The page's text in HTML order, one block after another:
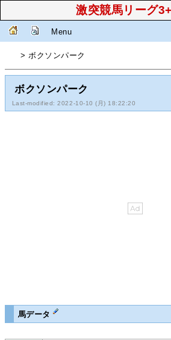
激突競馬リーグ
Menu
> ボクソンパーク
ボクソンパーク
Last-modified: 2022-10-10 (月) 18:22:20
馬データ